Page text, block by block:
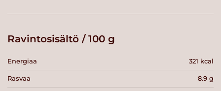
Ravintosisältö / 100 g
Energiaa 321 kcal
Rasvaa 8.9 g